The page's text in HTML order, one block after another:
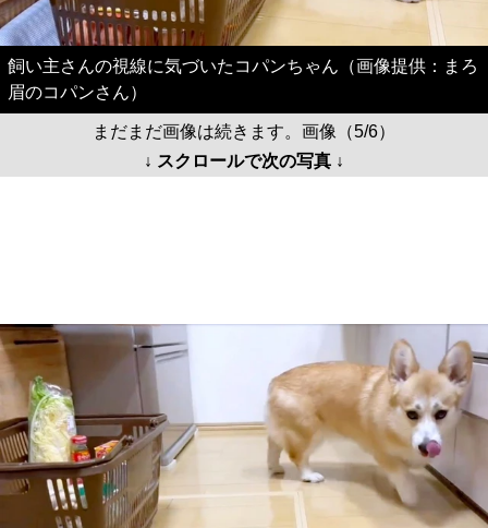
飼い主さんの視線に気づいたコパンちゃん（画像提供：まろ
眉のコパンさん）
まだまだ画像は続きます。画像（5/6）
↓ スクロールで次の写真 ↓